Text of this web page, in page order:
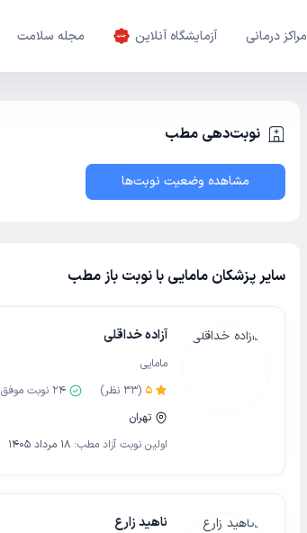
مراکز درمانی آزمایشگاه آنلاین مجله سلامت
نوبت‌دهی مطب
مشاهده وضعیت نوبت‌ها
سایر پزشکان مامایی با نوبت باز مطب
آزاده خداقلی
مامایی
5
(
33 نظر) 24 نوبت موفق
تهران
اولین نوبت آزاد مطب: 18 مرداد 1405
ناهید زارع